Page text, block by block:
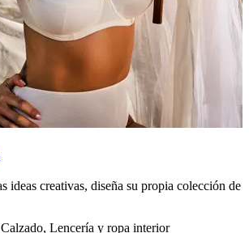
ideas creativas, diseña su propia colección de
Lencería y ropa interior